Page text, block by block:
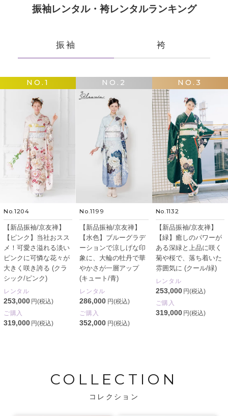
振袖レンタル・袴レンタルランキング
振袖 袴
NO.1
No.1204
【新品振袖/京友禅】
【ピンク】当社おスス
メ！可愛さ溢れる淡い
ピンクに可憐な花々が
大きく咲き誇る (クラ
シック/ピンク)
レンタル
253,000 円(税込)
ご購入
319,000 円(税込)
NO.2
No.1199
【新品振袖/京友禅】
【水色】ブルーグラデ
ーションで涼しげな印
象に、大輪の牡丹で華
やかさが一層アップ
(キュート/青)
レンタル
286,000 円(税込)
ご購入
352,000 円(税込)
NO.3
No.1132
【新品振袖/京友禅】
【緑】癒しのパワーが
ある深緑と上品に咲く
菊や桜で、落ち着いた
雰囲気に (クール/緑)
レンタル
253,000 円(税込)
ご購入
319,000 円(税込)
COLLECTION
コレクション